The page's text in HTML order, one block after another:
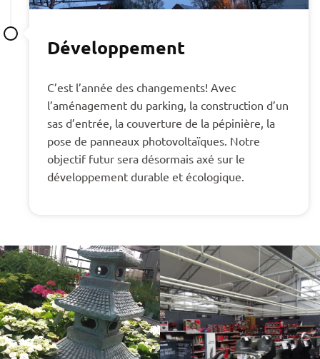
Développement
C’est l’année des changements! Avec
l’aménagement du parking, la construction d’un
sas d’entrée, la couverture de la pépinière, la
pose de panneaux photovoltaïques. Notre
objectif futur sera désormais axé sur le
développement durable et écologique.